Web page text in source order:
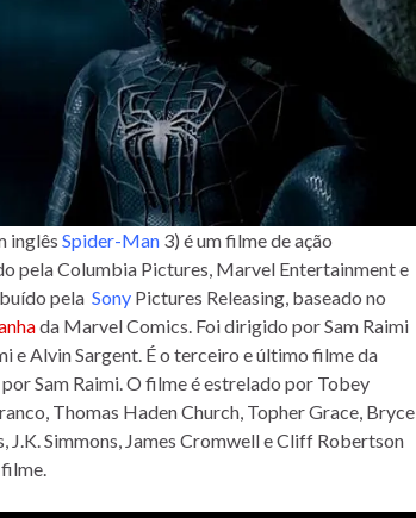
inglês Spider-Man 3) é um filme de ação
pela Columbia Pictures, Marvel Entertainment e
pela Sony Pictures Releasing, baseado no
da Marvel Comics. Foi dirigido por Sam Raimi
e Alvin Sargent. É o terceiro e último filme da
Sam Raimi. O filme é estrelado por Tobey
Thomas Haden Church, Topher Grace, Bryce
Simmons, James Cromwell e Cliff Robertson